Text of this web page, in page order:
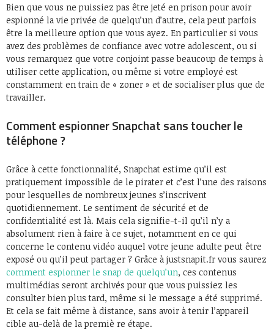
Bien que vous ne puissiez pas être jeté en prison pour avoir
espionné la vie privée de quelqu’un d’autre, cela peut parfois
être la meilleure option que vous ayez. En particulier si vous
avez des problèmes de confiance avec votre adolescent, ou si
vous remarquez que votre conjoint passe beaucoup de temps à
utiliser cette application, ou même si votre employé est
constamment en train de « zoner » et de socialiser plus que de
travailler.
Comment espionner Snapchat sans toucher le
téléphone ?
Grâce à cette fonctionnalité, Snapchat estime qu’il est
pratiquement impossible de le pirater et c’est l’une des raisons
pour lesquelles de nombreux jeunes s’inscrivent
quotidiennement. Le sentiment de sécurité et de
confidentialité est là. Mais cela signifie-t-il qu’il n’y a
absolument rien à faire à ce sujet, notamment en ce qui
concerne le contenu vidéo auquel votre jeune adulte peut être
exposé ou qu’il peut partager ? Grâce à justsnapit.fr vous saurez
comment espionner le snap de quelqu’un, ces contenus
multimédias seront archivés pour que vous puissiez les
consulter bien plus tard, même si le message a été supprimé.
Et cela se fait même à distance, sans avoir à tenir l’appareil
cible au-delà de la premiè re étape.